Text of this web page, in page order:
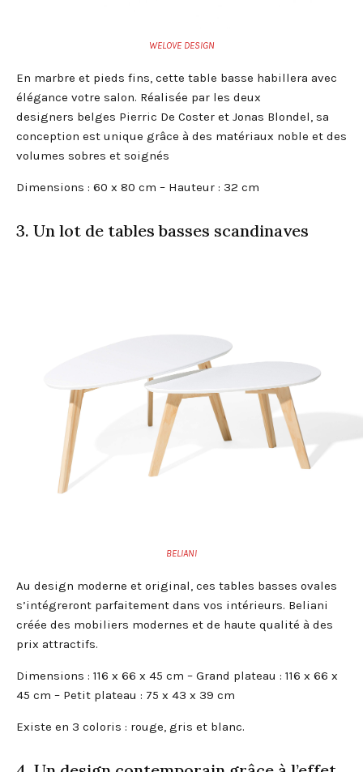
WELOVE DESIGN
En marbre et pieds fins, cette table basse habillera avec
élégance votre salon. Réalisée par les deux
designers belges Pierric De Coster et Jonas Blondel, sa
conception est unique grâce à des matériaux noble et des
volumes sobres et soignés
Dimensions : 60 x 80 cm – Hauteur : 32 cm
3. Un lot de tables basses scandinaves
BELIANI
Au design moderne et original, ces tables basses ovales
s’intégreront parfaitement dans vos intérieurs. Beliani
créée des mobiliers modernes et de haute qualité à des
prix attractifs.
Dimensions : 116 x 66 x 45 cm – Grand plateau : 116 x 66 x
45 cm – Petit plateau : 75 x 43 x 39 cm
Existe en 3 coloris : rouge, gris et blanc.